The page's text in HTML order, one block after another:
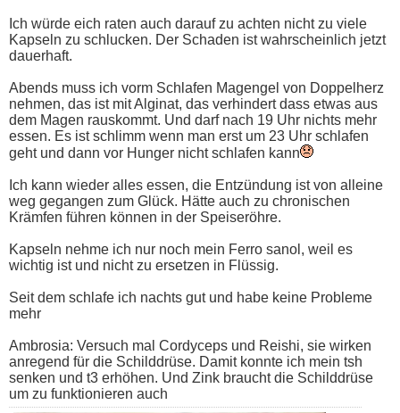
Ich würde eich raten auch darauf zu achten nicht zu viele
Kapseln zu schlucken. Der Schaden ist wahrscheinlich jetzt
dauerhaft.
Abends muss ich vorm Schlafen Magengel von Doppelherz
nehmen, das ist mit Alginat, das verhindert dass etwas aus
dem Magen rauskommt. Und darf nach 19 Uhr nichts mehr
essen. Es ist schlimm wenn man erst um 23 Uhr schlafen
geht und dann vor Hunger nicht schlafen kann
Ich kann wieder alles essen, die Entzündung ist von alleine
weg gegangen zum Glück. Hätte auch zu chronischen
Krämfen führen können in der Speiseröhre.
Kapseln nehme ich nur noch mein Ferro sanol, weil es
wichtig ist und nicht zu ersetzen in Flüssig.
Seit dem schlafe ich nachts gut und habe keine Probleme
mehr
Ambrosia: Versuch mal Cordyceps und Reishi, sie wirken
anregend für die Schilddrüse. Damit konnte ich mein tsh
senken und t3 erhöhen. Und Zink braucht die Schilddrüse
um zu funktionieren auch